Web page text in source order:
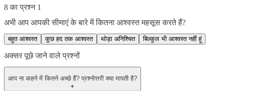
8 का प्रश्न 1
अभी आप आपकी सीमाएं के बारे में कितना आश्वस्त महसूस करते हैं?
बहुत आश्वस्त कुछ हद तक आश्वस्त थोड़ा अनिश्चित बिल्कुल भी आश्वस्त नहीं हूं
अक्सर पूछे जाने वाले प्रश्नों
आप ना कहने में कितने अच्छे हैं? प्रश्नोत्तरी क्या मापती है?
+